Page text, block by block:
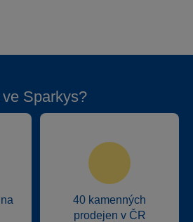
Sparkys?
40 kamenných
prodejen v ČR